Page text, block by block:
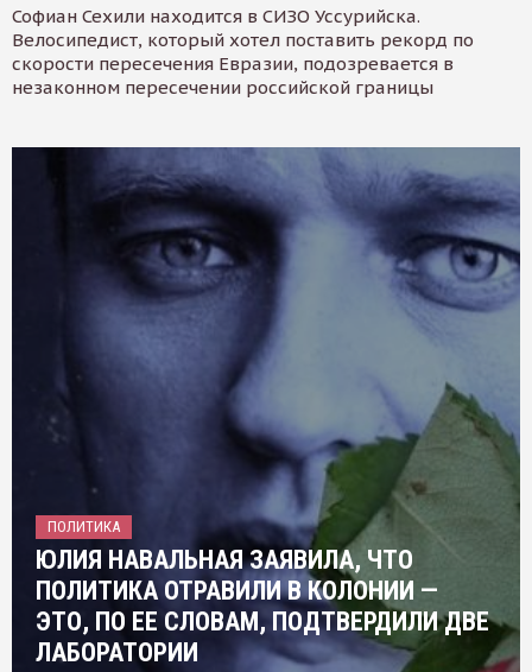
Софиан Сехили находится в СИЗО Уссурийска.
Велосипедист, который хотел поставить рекорд по
скорости пересечения Евразии, подозревается в
незаконном пересечении российской границы
ПОЛИТИКА
ЮЛИЯ НАВАЛЬНАЯ ЗАЯВИЛА, ЧТО
ПОЛИТИКА ОТРАВИЛИ В КОЛОНИИ —
ЭТО, ПО ЕЕ СЛОВАМ, ПОДТВЕРДИЛИ ДВЕ
ЛАБОРАТОРИИ